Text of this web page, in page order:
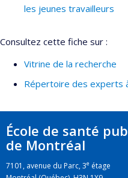
les jeunes travailleurs
Consultez cette fiche sur :
Vitrine de la recherche
Répertoire des experts
École de santé
de Montréal
7101, avenue du Parc, 3e étage